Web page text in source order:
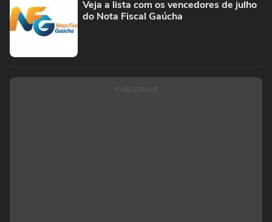
Veja a lista com os vencedores de julho
do Nota Fiscal Gaúcha
PUBLICIDADE